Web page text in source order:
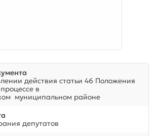
действия статьи 46 Положения
в
муниципальном районе
депутатов